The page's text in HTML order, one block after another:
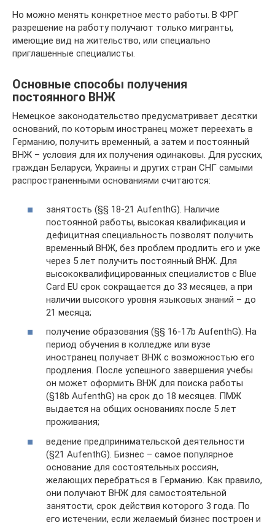
Но можно менять конкретное место работы. В ФРГ
разрешение на работу получают только мигранты,
имеющие вид на жительство, или специально
приглашенные специалисты.
Основные способы получения
постоянного ВНЖ
Немецкое законодательство предусматривает десятки
оснований, по которым иностранец может переехать в
Германию, получить временный, а затем и постоянный
ВНЖ – условия для их получения одинаковы. Для русских,
граждан Беларуси, Украины и других стран СНГ самыми
распространенными основаниями считаются:
занятость (§§ 18-21 AufenthG). Наличие
постоянной работы, высокая квалификация и
дефицитная специальность позволят получить
временный ВНЖ, без проблем продлить его и уже
через 5 лет получить постоянный ВНЖ. Для
высококвалифицированных специалистов с Blue
Card EU срок сокращается до 33 месяцев, а при
наличии высокого уровня языковых знаний – до
21 месяца;
получение образования (§§ 16-17b AufenthG). На
период обучения в колледже или вузе
иностранец получает ВНЖ с возможностью его
продления. После успешного завершения учебы
он может оформить ВНЖ для поиска работы
(§18b AufenthG) на срок до 18 месяцев. ПМЖ
выдается на общих основаниях после 5 лет
проживания;
ведение предпринимательской деятельности
(§21 AufenthG). Бизнес – самое популярное
основание для состоятельных россиян,
желающих перебраться в Германию. Как правило,
они получают ВНЖ для самостоятельной
занятости, срок действия которого 3 года. По
его истечении, если желаемый бизнес построен и